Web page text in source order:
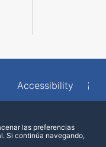
Accessibility
las preferencias
Si continúa navegando,